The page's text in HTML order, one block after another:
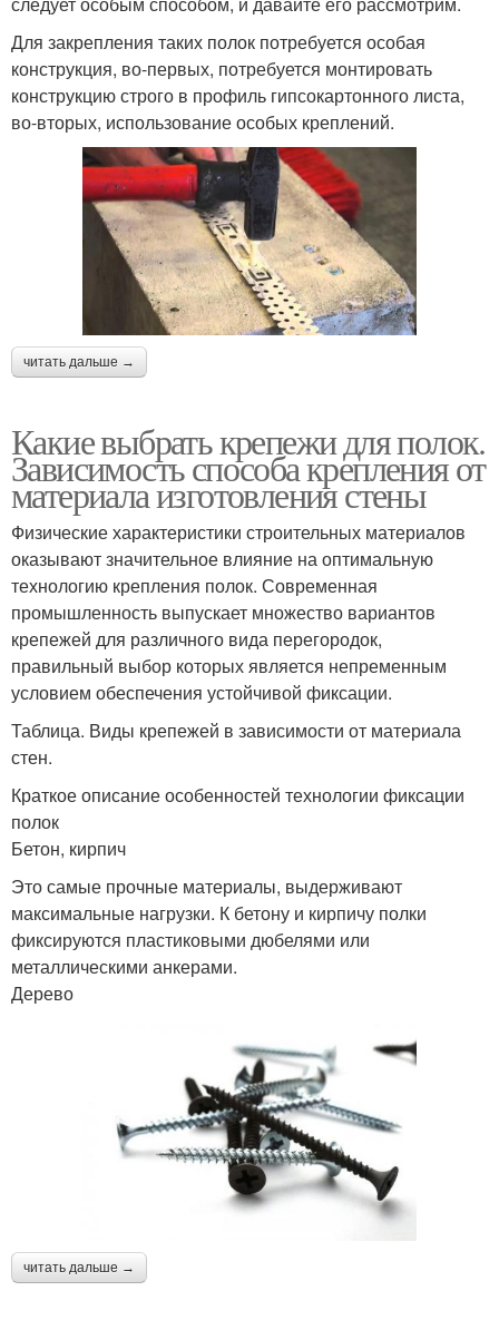
Для закрепления таких полок потребуется особая
конструкция, во-первых, потребуется монтировать
конструкцию строго в профиль гипсокартонного листа,
во-вторых, использование особых креплений.
читать дальше →
Какие выбрать крепежи для полок.
Зависимость способа крепления от
материала изготовления стены
Физические характеристики строительных материалов
оказывают значительное влияние на оптимальную
технологию крепления полок. Современная
промышленность выпускает множество вариантов
крепежей для различного вида перегородок,
правильный выбор которых является непременным
условием обеспечения устойчивой фиксации.
Таблица. Виды крепежей в зависимости от материала
стен.
Краткое описание особенностей технологии фиксации
полок
Бетон, кирпич
Это самые прочные материалы, выдерживают
максимальные нагрузки. К бетону и кирпичу полки
фиксируются пластиковыми дюбелями или
металлическими анкерами.
Дерево
читать дальше →